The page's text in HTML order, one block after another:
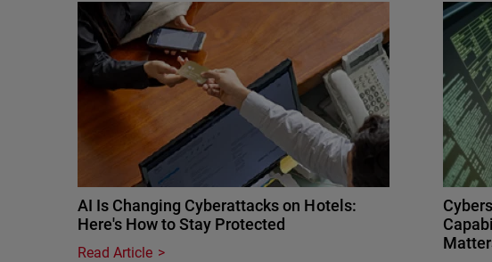
AI Is Changing Cyberattacks on Hotels:
Here's How to Stay Protected
Read Article